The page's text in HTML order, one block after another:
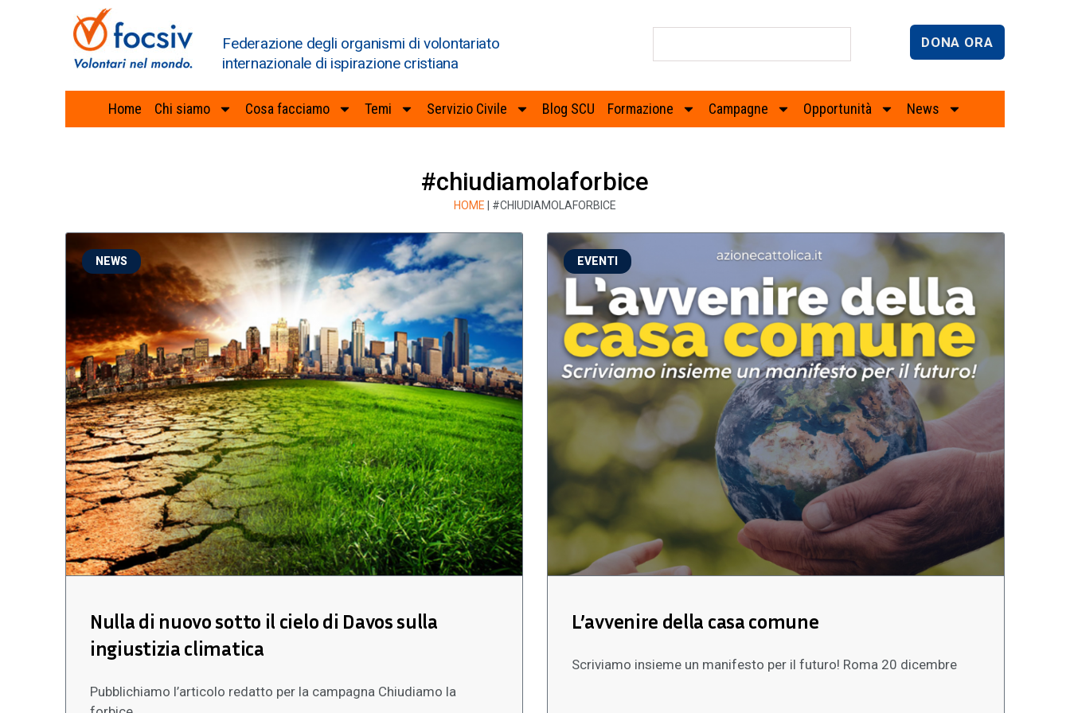
Federazione degli organismi di volontariato
internazionale di ispirazione cristiana
DONA ORA
Home Chi siamo Cosa facciamo Temi Servizio Civile Blog SCU Formazione Campagne Opportunità News
#chiudiamolaforbice
HOME #CHIUDIAMOLAFORBICE
NEWS
Nulla di nuovo sotto il cielo di Davos sulla
ingiustizia climatica
Pubblichiamo l’articolo redatto per la campagna Chiudiamo la
EVENTI
L’avvenire della casa comune
Scriviamo insieme un manifesto per il futuro! Roma 20 dicembre